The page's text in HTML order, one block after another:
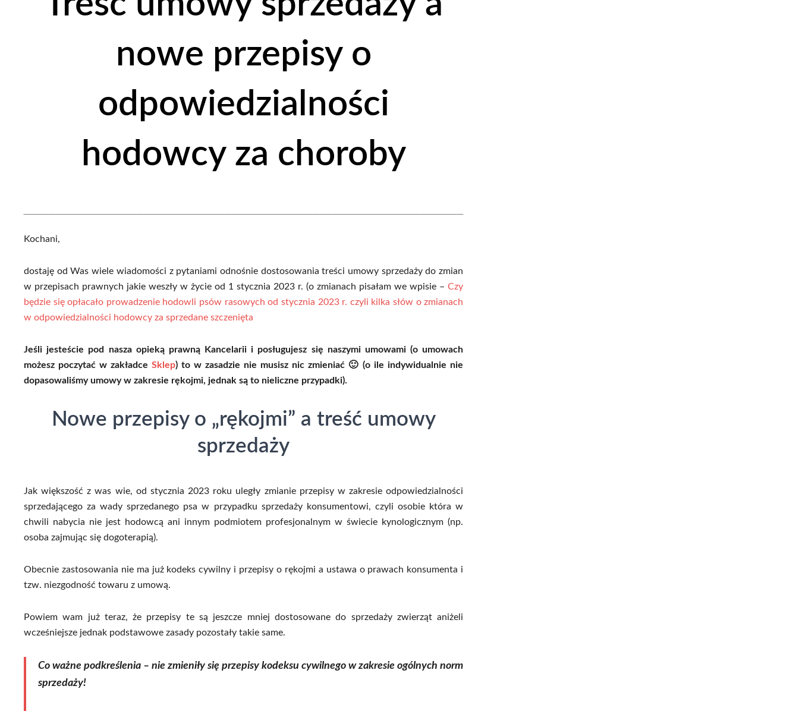
nowe przepisy o
odpowiedzialności
hodowcy za choroby
Kochani,
dostaję od Was wiele wiadomości z pytaniami odnośnie dostosowania treści umowy sprzedaży do zmian
w przepisach prawnych jakie weszły w życie od 1 stycznia 2023 r. (o zmianach pisałam we wpisie –Czy
będzie się opłacało prowadzenie hodowli psów rasowych od stycznia 2023 r. czyli kilka słów o zmianach
w odpowiedzialności hodowcy za sprzedane szczenięta
Jeśli jesteście pod nasza opieką prawną Kancelarii i posługujesz się naszymi umowami (o umowach
możesz poczytać w zakładceSklep) to w zasadzie nie musisz nic zmieniać 🙂 (o ile indywidualnie nie
dopasowaliśmy umowy w zakresie rękojmi, jednak są to nieliczne przypadki).
Nowe przepisy o „rękojmi” a treść umowy
sprzedaży
Jak większość z was wie, od stycznia 2023 roku uległy zmianie przepisy w zakresie odpowiedzialności
sprzedającego za wady sprzedanego psa w przypadku sprzedaży konsumentowi, czyli osobie która w
chwili nabycia nie jest hodowcą ani innym podmiotem profesjonalnym w świecie kynologicznym (np.
osoba zajmując się dogoterapią).
Obecnie zastosowania nie ma już kodeks cywilny i przepisy o rękojmi a ustawa o prawach konsumenta i
tzw. niezgodność towaru z umową.
Powiem wam już teraz, że przepisy te są jeszcze mniej dostosowane do sprzedaży zwierząt aniżeli
wcześniejsze jednak podstawowe zasady pozostały takie same.
Co ważne podkreślenia – nie zmieniły się przepisy kodeksu cywilnego w zakresie ogólnych norm
sprzedaży!